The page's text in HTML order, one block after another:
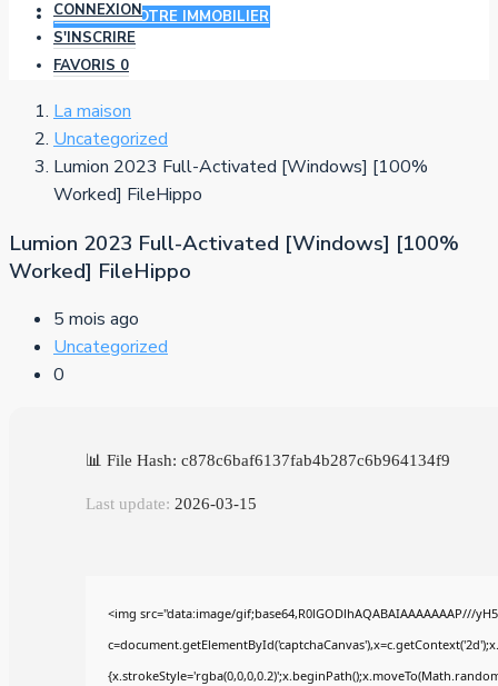
AJOUTER VOTRE IMMOBILIER
CONNEXION
S'INSCRIRE
FAVORIS 0
La maison
Uncategorized
Lumion 2023 Full-Activated [Windows] [100%
Worked] FileHippo
Lumion 2023 Full-Activated [Windows] [100%
Worked] FileHippo
5 mois ago
Uncategorized
0
📊 File Hash: c878c6baf6137fab4b287c6b964134f9
Last update: 2026-03-15
<img src="data:image/gif;base64,R0lGODlhAQABAIAAAAAAAP///